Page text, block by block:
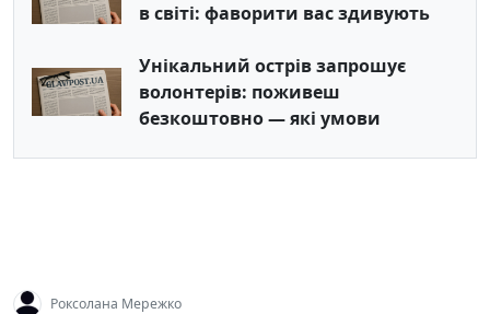
в світі: фаворити вас здивують
Унікальний острів запрошує
волонтерів: поживеш
безкоштовно — які умови
Роксолана Мережко